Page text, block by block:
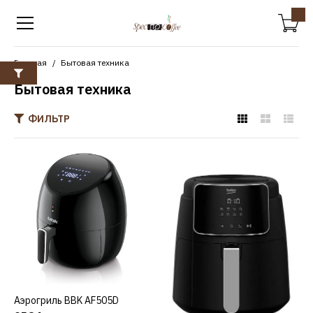
Главная Бытовая техника
Бытовая техника
ФИЛЬТР
Аэрогриль BBK AF505D
9584р.
ДОБАВИТЬ К СРАВНЕНИЮ
ДОБАВИТЬ В ПОЖЕЛАНИЯ
КУПИТЬ
Аэрогриль BBK AF505D